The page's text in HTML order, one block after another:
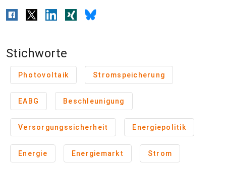
Stichworte
Photovoltaik Stromspeicherung
EABG Beschleunigung
Versorgungssicherheit Energiepolitik
Energie Energiemarkt Strom